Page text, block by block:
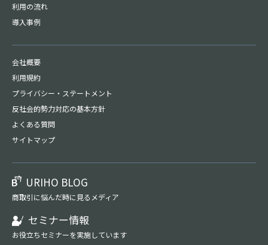
利用の流れ
導入事例
URIHO BLOG
商取引に悩んだ時に見るメディア
セミナー情報
お役立ちセミナーを実施しています
会社概要
利用規約
プライバシー・ ステートメント
反社会的勢力対応の基本方針
よくある質問
サイトマップ